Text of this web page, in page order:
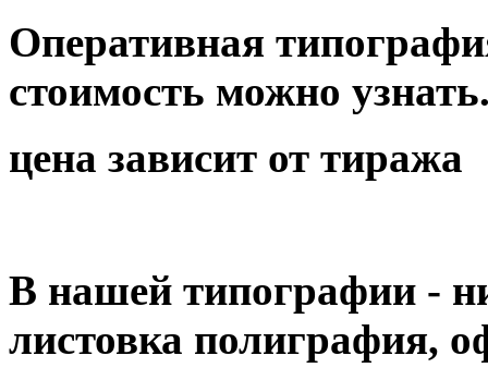
Оперативная
стоимость можно
цена зависит от тиража
В нашей типографии -
листовка полиграфия,